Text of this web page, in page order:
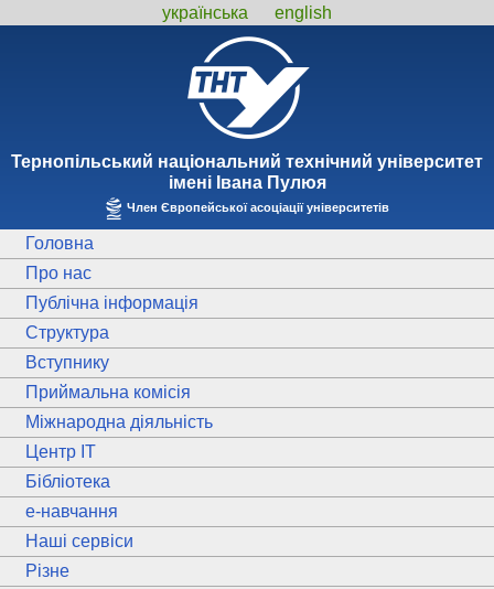
українська english
Тернопiльський національний технiчний унiверситет
iменi Iвана Пулюя
Член Європейської асоціації університетів
Головна
Про нас
Публічна інформація
Структура
Вступнику
Приймальна комісія
Міжнародна діяльність
Центр ІТ
Бібліотека
e-навчання
Наші сервіси
Різне